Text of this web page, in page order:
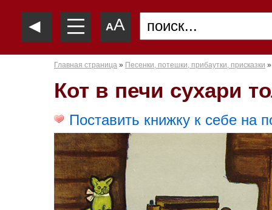
◄ —
—
— AA
Главная страница » Песенки, потешки, прибаутки, присказки »
Кот в печи сухари
Поставить книжку к себе на